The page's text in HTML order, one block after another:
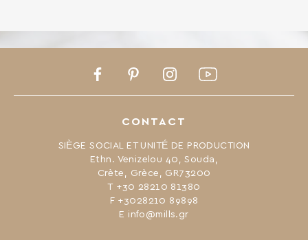
CONTACT
SIÈGE SOCIAL ET UNITÉ DE PRODUCTION
Ethn. Venizelou 40, Souda,
Crète, Grèce, GR73200
Τ +30 28210 81380
F +3028210 89898
Ε info@mills.gr
FacebookPinterestInstagramYoutube